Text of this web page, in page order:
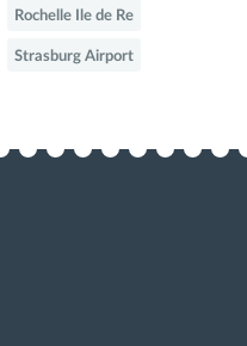
Rochelle Ile de Re
Strasburg Airport